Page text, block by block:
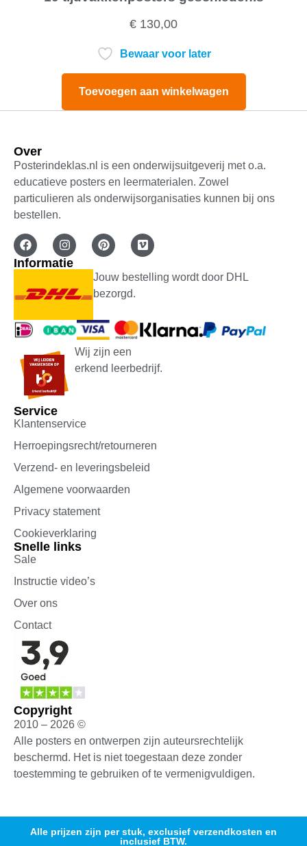
€ 130,00
Bewaar voor later
Toevoegen aan winkelwagen
Over
Posterindeklas.nl is een onderwijsuitgeverij met o.a.
educatieve posters en leermaterialen. Zowel
particulieren als onderwijsorganisaties kunnen bij ons
bestellen.
Informatie
Jouw bestelling wordt door DHL
bezorgd.
Wij zijn een
erkend leerbedrijf.
Service
Klantenservice
Herroepingsrecht/retourneren
Verzend- en leveringsbeleid
Algemene voorwaarden
Privacy statement
Cookieverklaring
Snelle links
Sale
Instructie video’s
Over ons
Contact
Copyright
2010 – 2026 ©
Alle posters en ontwerpen zijn auteursrechtelijk
beschermd. Het is niet toegestaan deze zonder
toestemming te gebruiken of te vermenigvuldigen.
Alle prijzen zijn per stuk, exclusief verzendkosten en
inclusief BTW.